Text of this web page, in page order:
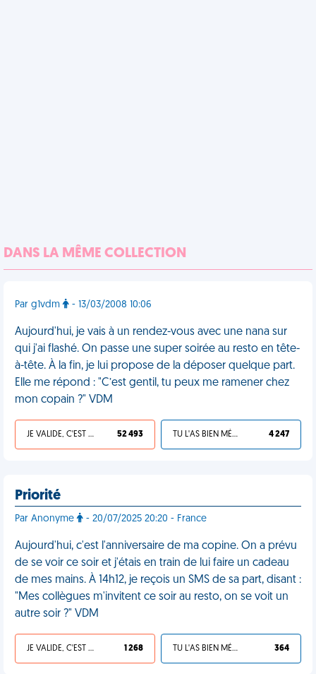
DANS LA MÊME COLLECTION
Par g1vdm - 13/03/2008 10:06
Aujourd'hui, je vais à un rendez-vous avec une nana sur
qui j'ai flashé. On passe une super soirée au resto en tête-
à-tête. À la fin, je lui propose de la déposer quelque part.
Elle me répond : "C’est gentil, tu peux me ramener chez
mon copain ?" VDM
JE VALIDE, C'EST UNE VDM 52 493 TU L'AS BIEN MÉRITÉ 4 247
Priorité
Par Anonyme - 20/07/2025 20:20 - France
Aujourd'hui, c'est l'anniversaire de ma copine. On a prévu
de se voir ce soir et j'étais en train de lui faire un cadeau
de mes mains. À 14h12, je reçois un SMS de sa part, disant :
"Mes collègues m'invitent ce soir au resto, on se voit un
autre soir ?" VDM
JE VALIDE, C'EST UNE VDM 1 268 TU L'AS BIEN MÉRITÉ 364